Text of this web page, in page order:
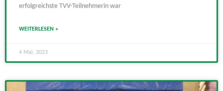
erfolgreichste TVV-Teilnehmerin war
WEITERLESEN »
4 Mai, 2023